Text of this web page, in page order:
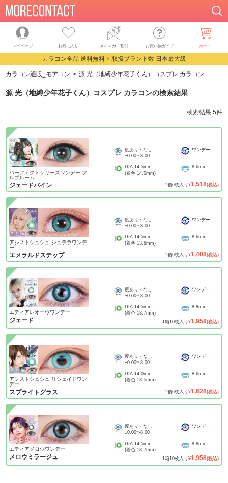
マイページ お気に入り メルマガ・割引 お買い物ガイド カート
カラコン全品 送料無料 × 取扱ブランド数 日本最大級
カラコン通販_モアコン 源 光（地縛少年花子くん）コスプレ カラコン
源 光（地縛少年花子くん）コスプレ カラコンの検索結果
検索結果 5件
パーフェクトシリーズワンデー フ
ルブルーム
ジェードバイン
度あり・なし
±0.00~-8.00
ワンデー
DIA 14.5mm
(着色 14.0mm)
8.6mm
1箱6枚入り ¥1,518(税込)
アシストシュシュ シュテラワンデ
ー
エメラルドステップ
度あり・なし
±0.00~-8.00
ワンデー
DIA 14.5mm
(着色 13.8mm)
8.6mm
1箱6枚入り ¥1,408(税込)
エティアレオーヴワンデー
ジェード
度あり・なし
±0.00~-8.00
ワンデー
DIA 14.5mm
(着色 13.7mm)
8.8mm
1箱10枚入り ¥1,958(税込)
アシストシュシュ リシェイドワン
デー
スプライトグラス
度あり・なし
±0.00~-8.00
ワンデー
DIA 14.0mm
(着色 13.5mm)
8.6mm
1箱6枚入り ¥1,628(税込)
エティアメロウワンデー
メロウミラージュ
度あり・なし
±0.00~-8.00
ワンデー
DIA 14.5mm
(着色 13.7mm)
8.8mm
1箱10枚入り ¥1,958(税込)